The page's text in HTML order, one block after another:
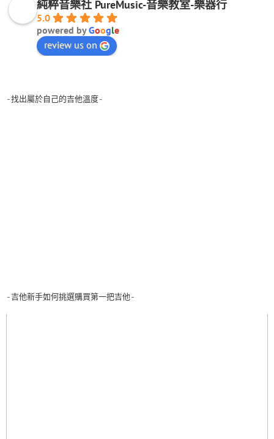
純粹音樂社 PureMusic-音樂教室-樂器行
5.0
powered byGoogle
review us on
-找出屬於自己的吉他溫度-
-吉他新手如何挑選購買第一把吉他-